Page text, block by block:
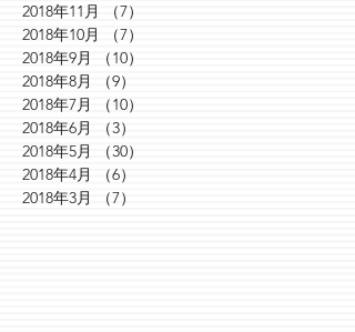
2018年11月
（7）
2018年10月
（7）
2018年9月
（10）
2018年8月
（9）
2018年7月
（10）
2018年6月
（3）
2018年5月
（30）
2018年4月
（6）
2018年3月
（7）